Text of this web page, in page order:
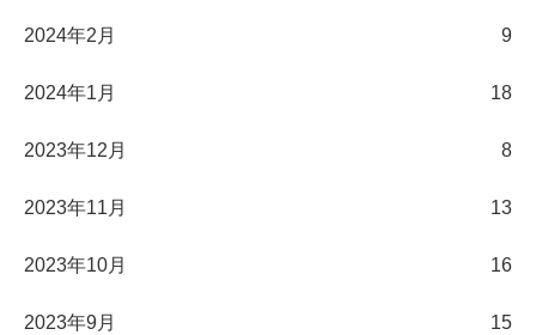
2024年2月 9
2024年1月 18
2023年12月 8
2023年11月 13
2023年10月 16
2023年9月 15